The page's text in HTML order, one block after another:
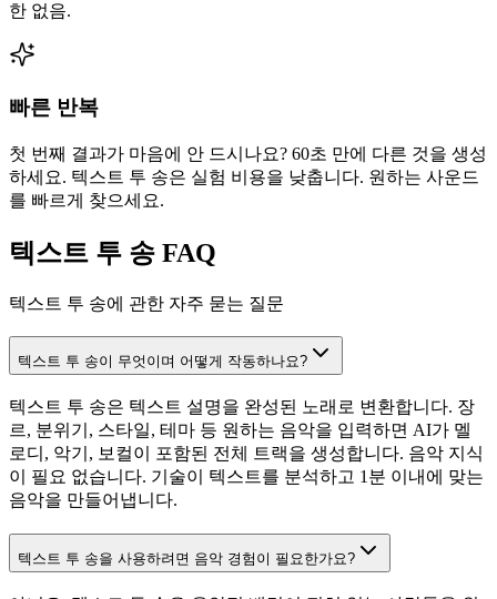
한 없음.
빠른 반복
첫 번째 결과가 마음에 안 드시나요? 60초 만에 다른 것을 생성
하세요. 텍스트 투 송은 실험 비용을 낮춥니다. 원하는 사운드
를 빠르게 찾으세요.
텍스트 투 송 FAQ
텍스트 투 송에 관한 자주 묻는 질문
텍스트 투 송이 무엇이며 어떻게 작동하나요?
텍스트 투 송은 텍스트 설명을 완성된 노래로 변환합니다. 장
르, 분위기, 스타일, 테마 등 원하는 음악을 입력하면 AI가 멜
로디, 악기, 보컬이 포함된 전체 트랙을 생성합니다. 음악 지식
이 필요 없습니다. 기술이 텍스트를 분석하고 1분 이내에 맞는
음악을 만들어냅니다.
텍스트 투 송을 사용하려면 음악 경험이 필요한가요?